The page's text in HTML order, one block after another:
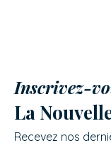
Inscrivez-
La
Recevez nos